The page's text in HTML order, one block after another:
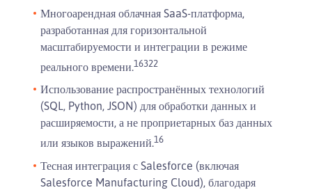
Многоарендная облачная SaaS-платформа,
разработанная для горизонтальной
масштабируемости и интеграции в режиме
реального времени.16322
Использование распространённых технологий
(SQL, Python, JSON) для обработки данных и
расширяемости, а не проприетарных баз данных
или языков выражений.16
Тесная интеграция с Salesforce (включая
Salesforce Manufacturing Cloud), благодаря